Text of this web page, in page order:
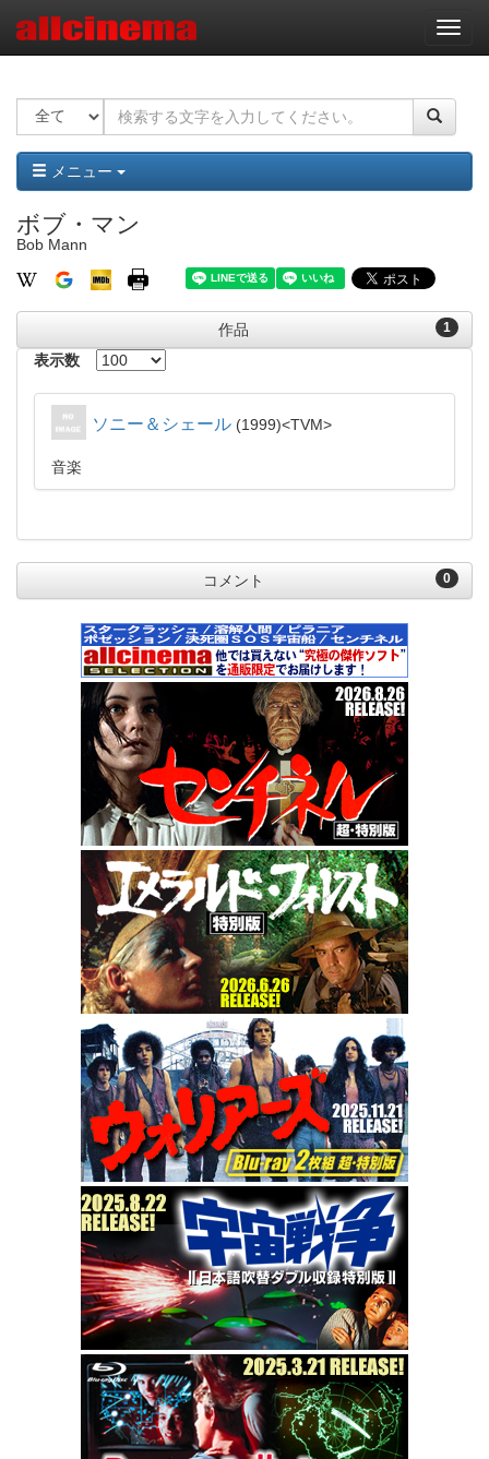
ナ
ビ
ー
ョ
ン
メニュー
ボブ・マン
Bob Mann
1
作品
表示数
ソニー＆シェール 1999 TVM
音楽
0
コメント